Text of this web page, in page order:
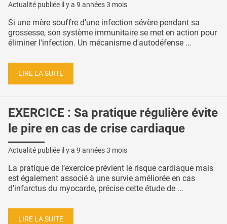
Actualité publiée il y a 9 années 3 mois
Si une mère souffre d’une infection sévère pendant sa
grossesse, son système immunitaire se met en action pour
éliminer l'infection. Un mécanisme d'autodéfense ...
LIRE LA SUITE
EXERCICE : Sa pratique régulière évite
le pire en cas de crise cardiaque
Actualité publiée il y a 9 années 3 mois
La pratique de l’exercice prévient le risque cardiaque mais
est également associé à une survie améliorée en cas
d’infarctus du myocarde, précise cette étude de ...
LIRE LA SUITE